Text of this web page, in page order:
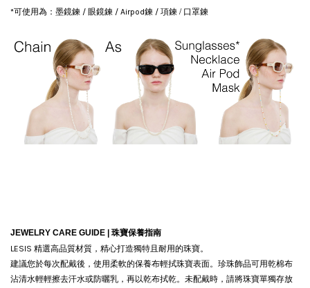
*可使用為：墨鏡鍊 / 眼鏡鍊 / Airpod鍊 / 項鍊 / 口罩鍊
JEWELRY CARE GUIDE | 珠寶保養指南
LESIS 精選高品質材質，精心打造獨特且耐用的珠寶。
建議您於每次配戴後，使用柔軟的保養布輕拭珠寶表面。珍珠飾品可用乾棉布
沾清水輕輕擦去汗水或防曬乳，再以乾布拭乾。 未配戴時，請將珠寶單獨存放